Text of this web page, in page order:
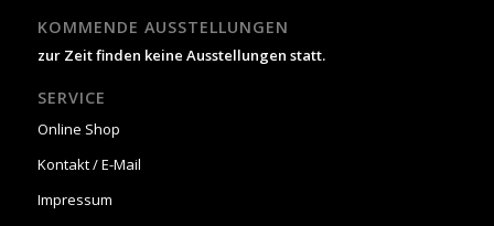
KOMMENDE AUSSTELLUNGEN
zur Zeit finden keine Ausstellungen statt.
SERVICE
Online Shop
Kontakt / E-Mail
Impressum